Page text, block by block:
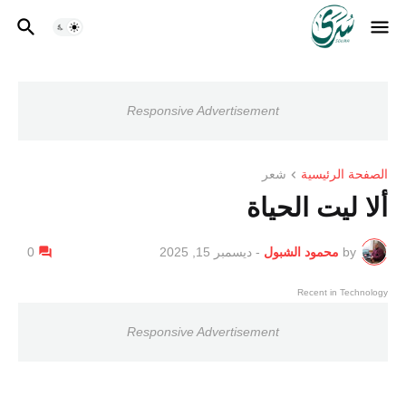
Responsive Advertisement
الصفحة الرئيسية شعر
ألا ليت الحياة
by محمود الشبول - ديسمبر 15, 2025 0
Recent in Technology
Responsive Advertisement